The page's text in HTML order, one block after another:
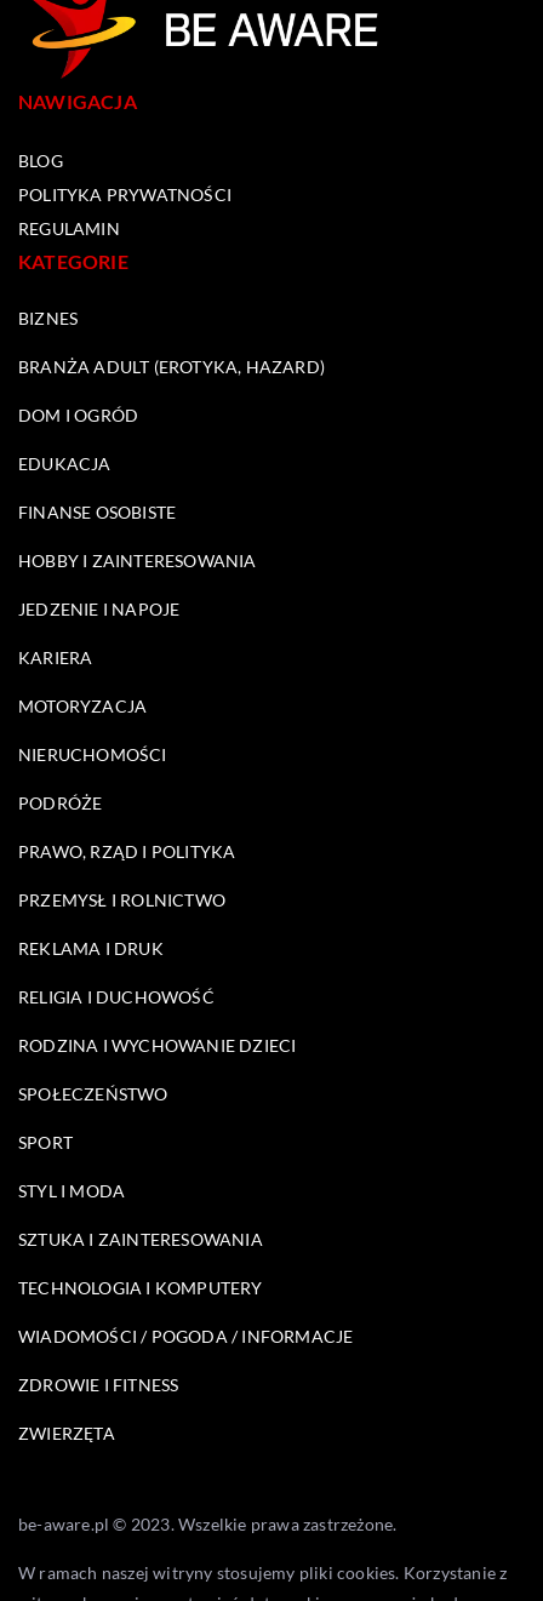
NAWIGACJA
BLOG
POLITYKA PRYWATNOŚCI
REGULAMIN
KATEGORIE
BIZNES
BRANŻA ADULT (EROTYKA, HAZARD)
DOM I OGRÓD
EDUKACJA
FINANSE OSOBISTE
HOBBY I ZAINTERESOWANIA
JEDZENIE I NAPOJE
KARIERA
MOTORYZACJA
NIERUCHOMOŚCI
PODRÓŻE
PRAWO, RZĄD I POLITYKA
PRZEMYSŁ I ROLNICTWO
REKLAMA I DRUK
RELIGIA I DUCHOWOŚĆ
RODZINA I WYCHOWANIE DZIECI
SPOŁECZEŃSTWO
SPORT
STYL I MODA
SZTUKA I ZAINTERESOWANIA
TECHNOLOGIA I KOMPUTERY
WIADOMOŚCI / POGODA / INFORMACJE
ZDROWIE I FITNESS
ZWIERZĘTA
be-aware.pl © 2023. Wszelkie prawa zastrzeżone.
W ramach naszej witryny stosujemy pliki cookies. Korzystanie z